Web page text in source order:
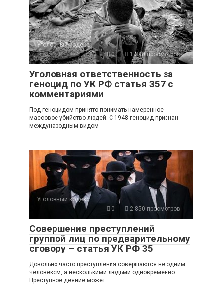
Уголовный кодекс
0
1 390 просмотров
Уголовная ответственность за
геноцид по УК РФ статья 357 с
комментариями
Под геноцидом принято понимать намеренное
массовое убийство людей. С 1948 геноцид признан
международным видом
Уголовный кодекс
0
2 850 просмотров
Совершение преступлений
группой лиц по предварительному
сговору – статья УК РФ 35
Довольно часто преступления совершаются не одним
человеком, а несколькими людьми одновременно.
Преступное деяние может